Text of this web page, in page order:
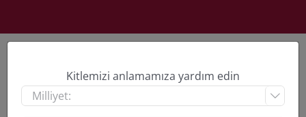
content
Kitlemizi anlamamıza yardım edin
